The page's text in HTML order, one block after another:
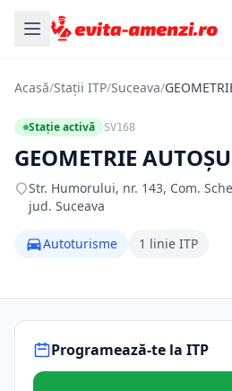
Acasă/Stații ITP/Suceava/
Stație activă SV168
GEOMETRIE
Str. Humorului, nr. 143, Com.
jud. Suceava
Autoturisme 1 linie ITP
Programează-te la ITP